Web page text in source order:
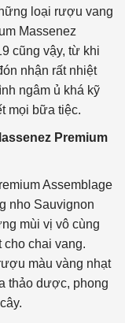
loại rượu vang
Massenez
cũng vậy, từ khi
nhận rất nhiệt
ngâm ủ khá kỹ
mọi bữa tiệc.
Premium
Assemblage
nho Sauvignon
mùi vị vô cùng
cho chai vang.
màu vàng nhạt
thảo dược, phong